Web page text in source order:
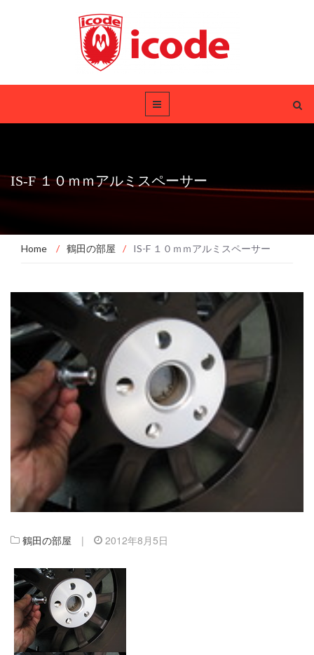
IS-F １０ｍｍアルミスペーサー
Home / 鶴田の部屋 / IS-F １０ｍｍアルミスペーサー
鶴田の部屋 | 2012年8月5日